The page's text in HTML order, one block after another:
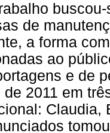
de
a forma
ao
e de
de 2011 em
Claudia,